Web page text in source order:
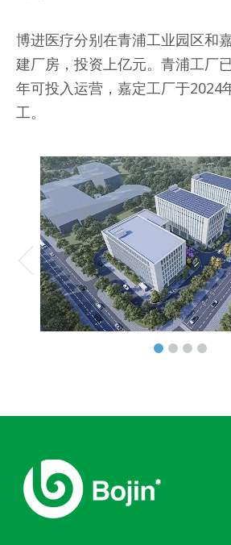
博进医疗分别在青浦工业园区和
建厂房，投资上亿元。青浦工厂
年可投入运营，嘉定工厂于2024
工。